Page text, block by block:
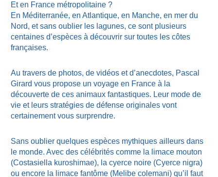
Et en France métropolitaine ?
En Méditerranée, en Atlantique, en Manche, en mer du
Nord, et sans oublier les lagunes, ce sont plusieurs
centaines d’espèces à découvrir sur toutes les côtes
françaises.
Au travers de photos, de vidéos et d’anecdotes, Pascal
Girard vous propose un voyage en France à la
découverte de ces animaux fantastiques. Leur mode de
vie et leurs stratégies de défense originales vont
certainement vous surprendre.
Sans oublier quelques espèces mythiques ailleurs dans
le monde. Avec des célébrités comme la limace mouton
(Costasiella kuroshimae), la cyerce noire (Cyerce nigra)
ou encore la limace fantôme (Melibe colemani) qu’il faut